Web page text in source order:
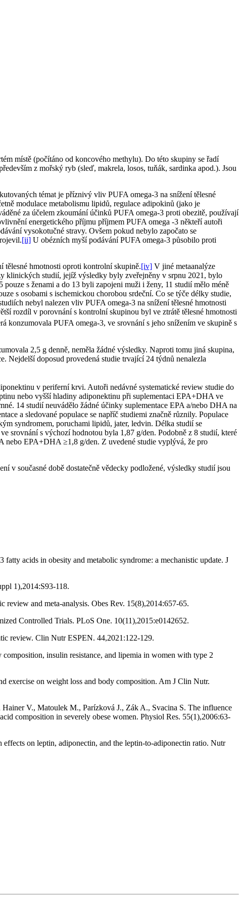
místě (počítáno od koncového methylu). Do této skupiny se řadí
z mořský ryb (sleď, makrela, losos, tuňák, sardinka apod.). Jsou
témat je příznivý vliv PUFA omega-3 na snížení tělesné
modulace metabolismu lipidů, regulace adipokinů (jako je
za účelem zkoumání účinků PUFA omega-3 proti obezitě, používají
energetického příjmu příjmem PUFA omega -3 někteří autoři
vysokotučné stravy. Ovšem pokud nebylo započato se
[ii] U obézních myší podávání PUFA omega-3 působilo proti
hmotnosti oproti kontrolní skupině.[iv] V jiné metaanalýze
klinických studií, jejíž výsledky byly zveřejněny v srpnu 2021, bylo
s ženami a do 13 byli zapojeni muži i ženy, 11 studií mělo méně
s osobami s ischemickou chorobou srdeční. Co se týče délky studie,
nebyl nalezen vliv PUFA omega-3 na snížení tělesné hmotnosti
rozdíl v porovnání s kontrolní skupinou byl ve ztrátě tělesné hmotnosti
konzumovala PUFA omega-3, ve srovnání s jeho snížením ve skupině s
2,5 g denně, neměla žádné výsledky. Naproti tomu jiná skupina,
Nejdelší doposud provedená studie trvající 24 týdnů nenalezla
v periferní krvi. Autoři nedávné systematické review studie do
nebo vyšší hladiny adiponektinu při suplementaci EPA+DHA ve
14 studií neuvádělo žádné účinky suplementace EPA a/nebo DHA na
a sledované populace se napříč studiemi značně různily. Populace
syndromem, poruchami lipidů, jater, ledvin. Délka studií se
srovnání s výchozí hodnotou byla 1,87 g/den. Podobně z 8 studií, které
EPA+DHA ≥1,8 g/den. Z uvedené studie vyplývá, že pro
v současné době dostatečně vědecky podložené, výsledky studií jsou
acids in obesity and metabolic syndrome: a mechanistic update. J
1),2014:S93-118.
and meta-analysis. Obes Rev. 15(8),2014:657-65.
Controlled Trials. PLoS One. 10(11),2015:e0142652.
review. Clin Nutr ESPEN. 44,2021:122-129.
insulin resistance, and lipemia in women with type 2
exercise on weight loss and body composition. Am J Clin Nutr.
V., Matoulek M., Parízková J., Zák A., Svacina S. The influence
composition in severely obese women. Physiol Res. 55(1),2006:63-
on leptin, adiponectin, and the leptin-to-adiponectin ratio. Nutr